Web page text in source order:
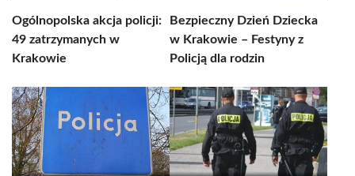
Ogólnopolska akcja policji:
49 zatrzymanych w
Krakowie
Bezpieczny Dzień Dziecka
w Krakowie – Festyny z
Policją dla rodzin